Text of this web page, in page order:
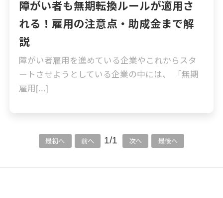
障がい者も無期転換ルールが適用さ
れる！雇用の注意点・助成金まで解
説
障がい者雇用を進めている企業やこれからスタ
ートさせようとしている企業の中には、 「無期
雇用[...]
最初へ 前へ 1/1 次へ 最後へ